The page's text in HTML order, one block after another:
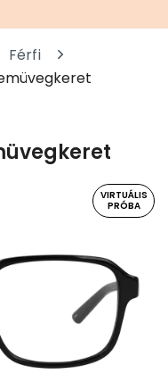
Férfi
VIRTUÁLIS
PRÓBA